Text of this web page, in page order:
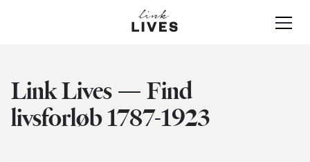
Om Link-Lives
Link Lives — Find
livsforløb 1787-1923